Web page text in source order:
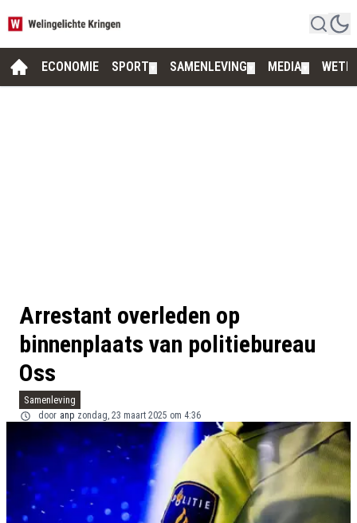
ECONOMIE SPORT SAMENLEVING MEDIA
Arrestant overleden op
binnenplaats van politiebureau
Oss
Samenleving
door anp zondag, 23 maart 2025 om 4:36